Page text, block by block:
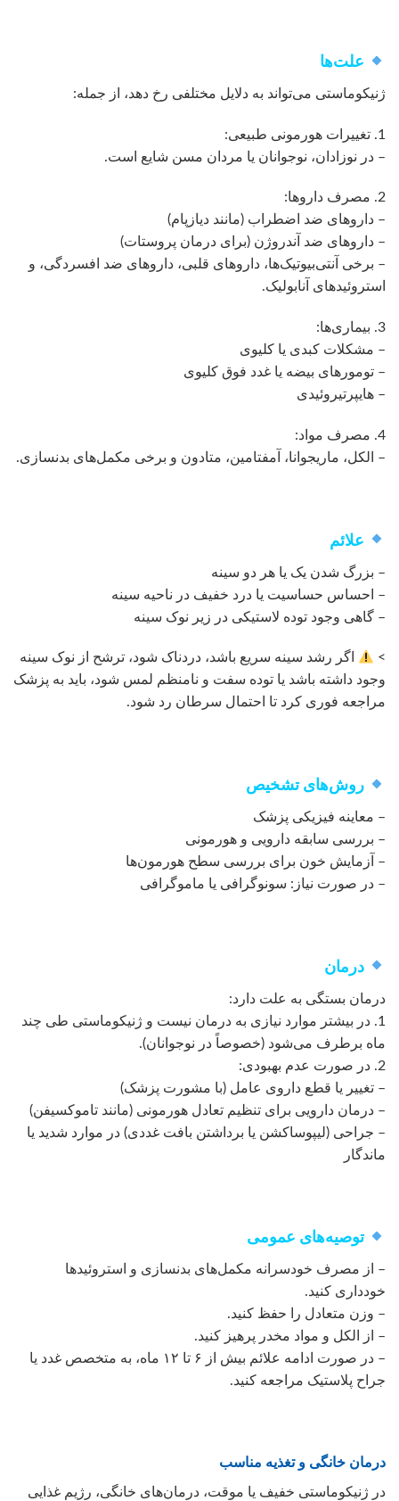
علت‌ها
ژنیکوماستی می‌تواند به دلایل مختلفی رخ دهد، از جمله:
1. تغییرات هورمونی طبیعی:
– در نوزادان، نوجوانان یا مردان مسن شایع است.
2. مصرف داروها:
– داروهای ضد اضطراب (مانند دیازپام)
– داروهای ضد آندروژن (برای درمان پروستات)
– برخی آنتی‌بیوتیک‌ها، داروهای قلبی، داروهای ضد افسردگی، و
استروئیدهای آنابولیک.
3. بیماری‌ها:
– مشکلات کبدی یا کلیوی
– تومورهای بیضه یا غدد فوق کلیوی
– هایپر‌تیروئیدی
4. مصرف مواد:
– الکل، ماریجوانا، آمفتامین، متادون و برخی مکمل‌های بدنسازی.
علائم
– بزرگ شدن یک یا هر دو سینه
– احساس حساسیت یا درد خفیف در ناحیه سینه
– گاهی وجود توده لاستیکی در زیر نوک سینه
>
اگر رشد سینه سریع باشد، دردناک شود، ترشح از نوک سینه
وجود داشته باشد یا توده سفت و نامنظم لمس شود، باید به پزشک
مراجعه فوری کرد تا احتمال سرطان رد شود.
روش‌های تشخیص
– معاینه فیزیکی پزشک
– بررسی سابقه دارویی و هورمونی
– آزمایش خون برای بررسی سطح هورمون‌ها
– در صورت نیاز: سونوگرافی یا ماموگرافی
درمان
درمان بستگی به علت دارد:
1. در بیشتر موارد نیازی به درمان نیست و ژنیکوماستی طی چند
ماه برطرف می‌شود (خصوصاً در نوجوانان).
2. در صورت عدم بهبودی:
– تغییر یا قطع داروی عامل (با مشورت پزشک)
– درمان دارویی برای تنظیم تعادل هورمونی (مانند تاموکسیفن)
– جراحی (لیپو‌ساکشن یا برداشتن بافت غددی) در موارد شدید یا
ماندگار
توصیه‌های عمومی
– از مصرف خودسرانه مکمل‌های بدنسازی و استروئیدها
خودداری کنید.
– وزن متعادل را حفظ کنید.
– از الکل و مواد مخدر پرهیز کنید.
– در صورت ادامه علائم بیش از ۶ تا ۱۲ ماه، به متخصص غدد یا
جراح پلاستیک مراجعه کنید.
درمان خانگی و تغذیه مناسب
در ژنیکوماستی خفیف یا موقت، درمان‌های خانگی، رژیم غذایی